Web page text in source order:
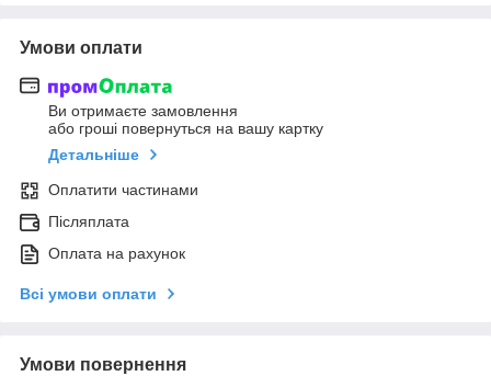
Умови оплати
Ви отримаєте замовлення
або гроші повернуться на вашу картку
Детальніше
Оплатити частинами
Післяплата
Оплата на рахунок
Всі умови оплати
Умови повернення